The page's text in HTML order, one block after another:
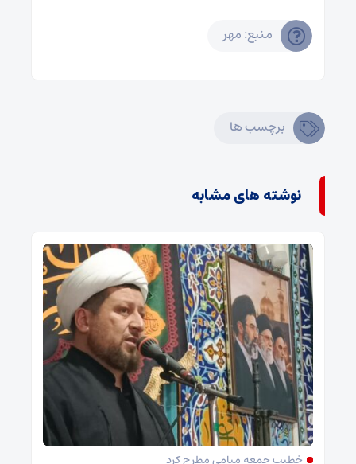
منبع: مهر
برچسب ها
نوشته های مشابه
خطیب جمعه میامی مطرح کرد